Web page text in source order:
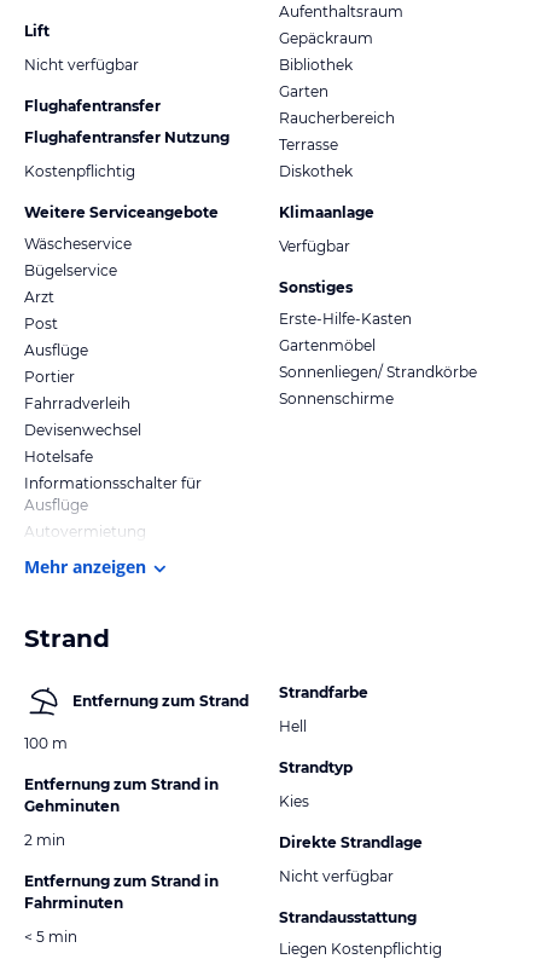
Lift
Nicht verfügbar
Flughafentransfer
Flughafentransfer Nutzung
Kostenpflichtig
Weitere Serviceangebote
Wäscheservice
Bügelservice
Arzt
Post
Ausflüge
Portier
Fahrradverleih
Devisenwechsel
Hotelsafe
Informationsschalter für
Ausflüge
Autovermietung
Aufenthaltsraum
Gepäckraum
Bibliothek
Garten
Raucherbereich
Terrasse
Diskothek
Klimaanlage
Verfügbar
Sonstiges
Erste-Hilfe-Kasten
Gartenmöbel
Sonnenliegen/ Strandkörbe
Sonnenschirme
Mehr anzeigen
Strand
Entfernung zum Strand
100 m
Entfernung zum Strand in
Gehminuten
2 min
Entfernung zum Strand in
Fahrminuten
< 5 min
Strandfarbe
Hell
Strandtyp
Kies
Direkte Strandlage
Nicht verfügbar
Strandausstattung
Liegen Kostenpflichtig